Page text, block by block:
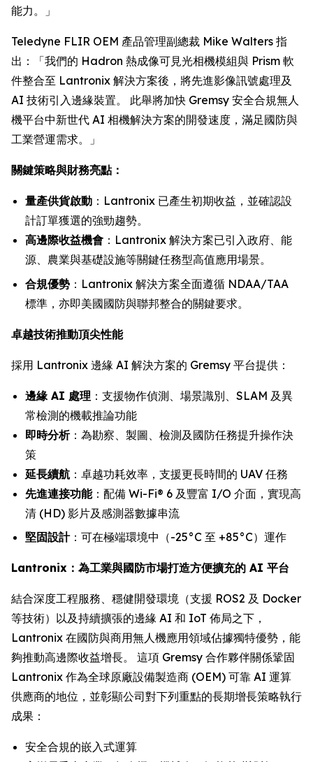
能力。」
Teledyne FLIR OEM 產品管理副總裁 Mike Walters 指
出：「我們的 Hadron 熱成像可見光相機模組與 Prism 軟
件整合至 Lantronix 解決方案後，將先進影像訊號處理及
AI 技術引入邊緣裝置。 此舉將加快 Gremsy 安全合規無人
機平台中新世代 AI 相機解決方案的開發速度，滿足國防與
工業營運需求。」
關鍵策略與財務亮點：
量產供貨啟動 ：Lantronix 已產生初期收益，並確認設
計訂單獲選的強勁趨勢。
高邊際收益機會 ：Lantronix 解決方案已引入政府、能
源、農業與基礎設施等關鍵任務型高值應用場景。
合規優勢 ：Lantronix 解決方案全面遵循 NDAA/TAA
標準，亦即美國國防與聯邦整合的關鍵要求。
卓越技術推動頂尖性能
採用 Lantronix 邊緣 AI 解決方案的 Gremsy 平台提供：
邊緣 AI 處理 ：支援物作偵測、場景識別、SLAM 及異
常檢測的機載推論功能
即時分析：為勘察、製圖、檢測及國防任務提升操作決
策
延長續航 ：卓越功耗效率，支援更長時間的 UAV 任務
先進連接功能：配備 Wi-Fi® 6 及豐富 I/O 介面，實現高
清 (HD) 影片及感測器數據串流
堅固設計：可在極端環境中（-25°C 至 +85°C）運作
Lantronix：為工業與國防市場打造方便擴充的 AI 平台
結合深度工程服務、穩健開發環境（支援 ROS2 及 Docker
等技術）以及持續擴張的邊緣 AI 和 IoT 佈局之下，
Lantronix 在國防與商用無人機應用領域佔據獨特優勢，能
夠推動高邊際收益增長。 這項 Gremsy 合作夥伴關係鞏固
Lantronix 作為全球原廠設備製造商 (OEM) 可靠 AI 運算
供應商的地位，並彰顯公司對下列重點的長期增長策略執行
成果：
安全合規的嵌入式運算